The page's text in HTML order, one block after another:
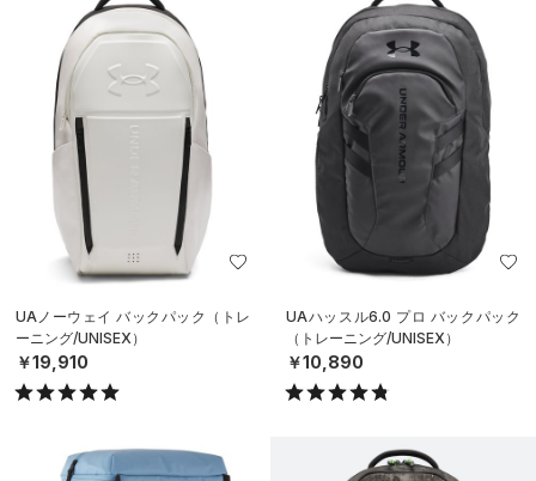
UAノーウェイ バックパック（トレ
ーニング/UNISEX）
￥19,910
UAハッスル6.0 プロ バックパック
（トレーニング/UNISEX）
￥10,890